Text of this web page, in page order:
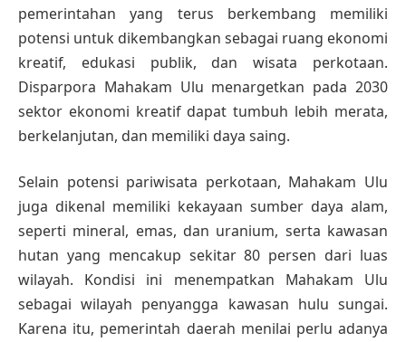
pemerintahan yang terus berkembang memiliki
potensi untuk dikembangkan sebagai ruang ekonomi
kreatif, edukasi publik, dan wisata perkotaan.
Disparpora Mahakam Ulu menargetkan pada 2030
sektor ekonomi kreatif dapat tumbuh lebih merata,
berkelanjutan, dan memiliki daya saing.
Selain potensi pariwisata perkotaan, Mahakam Ulu
juga dikenal memiliki kekayaan sumber daya alam,
seperti mineral, emas, dan uranium, serta kawasan
hutan yang mencakup sekitar 80 persen dari luas
wilayah. Kondisi ini menempatkan Mahakam Ulu
sebagai wilayah penyangga kawasan hulu sungai.
Karena itu, pemerintah daerah menilai perlu adanya